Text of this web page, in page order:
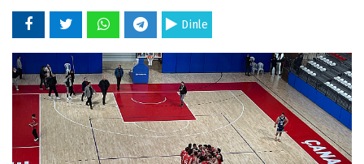
Günün
Haberleri
Biyografiler
Galeri
Dinle